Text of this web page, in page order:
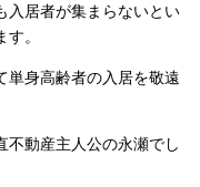
入居者が集まらないとい
。
単身高齢者の入居を敬遠
不動産主人公の永瀬でし